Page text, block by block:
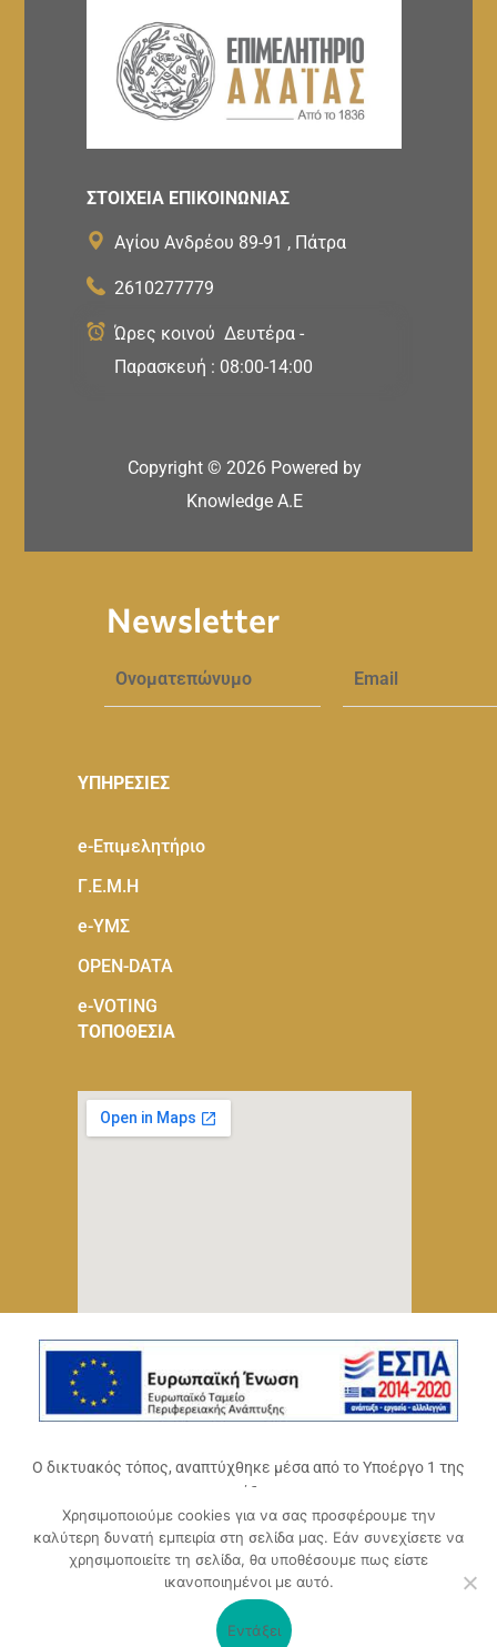
ΣΤΟΙΧΕΙΑ ΕΠΙΚΟΙΝΩΝΙΑΣ
Αγίου Ανδρέου 89-91 , Πάτρα
2610277779
Ώρες κοινού Δευτέρα -
Παρασκευή : 08:00-14:00
Copyright © 2026 Powered by
Knowledge A.E
Newsletter
ΥΠΗΡΕΣΙΕΣ
e-Eπιμελητήριο
Γ.Ε.Μ.Η
e-ΥΜΣ
OPEN-DATA
e-VOTING
ΤΟΠΟΘΕΣΙΑ
Ο δικτυακός τόπος, αναπτύχθηκε μέσα από το Υποέργο 1 της
πράξης
«Ψηφιακό Οικοσύστημα Επιχειρηματικότητας του
Επιμελητηρίου Αχαΐας» (ΟΠΣ 5045300),
Επιχειρησιακό Πρόγραμμα «Δυτική Ελλάδα 2014-2020».
Συγχρηματοδοτείται από την Ευρωπαϊκή Ένωση (Ευρωπαϊκό
Ταμείο Περιφερειακής Ανάπτυξης ΕΤΠΑ) και από εθνικούς
πόρους μέσω του ΠΔΕ.
Χρησιμοποιούμε cookies για να σας προσφέρουμε την
καλύτερη δυνατή εμπειρία στη σελίδα μας. Εάν συνεχίσετε να
χρησιμοποιείτε τη σελίδα, θα υποθέσουμε πως είστε
ικανοποιημένοι με αυτό.
Εντάξει